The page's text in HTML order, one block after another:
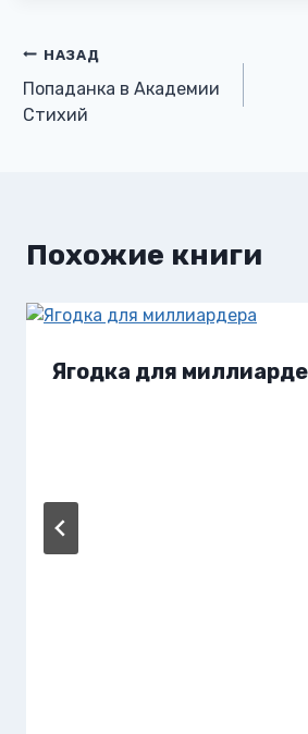
Навигация
по
НАЗАД
Попаданка в Академии
Стихий
Похожие книги
Ягодка для